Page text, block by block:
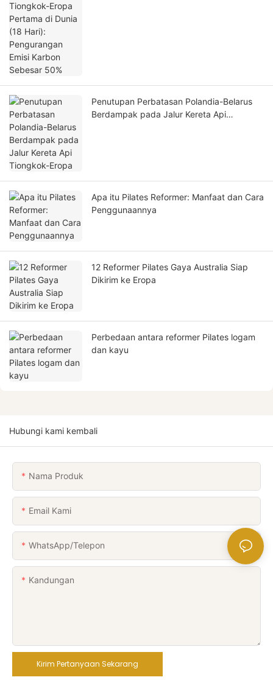
Penutupan Perbatasan Polandia-Belarus
Berdampak pada Jalur Kereta Api
Apa itu Pilates Reformer: Manfaat dan Cara
Penggunaannya
12 Reformer Pilates Gaya Australia Siap
Dikirim ke Eropa
Perbedaan antara reformer Pilates logam
dan kayu
Hubungi kami kembali
Nama Produk
Email Kami
WhatsApp/Telepon
Kandungan
Kirim Pertanyaan Sekarang